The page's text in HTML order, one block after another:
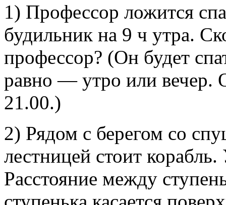
1) Профессор ложится
будильник на 9 ч утра.
профессор? (Он будет
равно — утро или вечер.
21.00.)
2) Рядом с берегом со
лестницей стоит
Расстояние между